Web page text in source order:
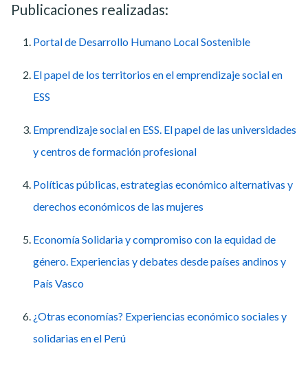
Publicaciones realizadas:
Portal de Desarrollo Humano Local Sostenible
El papel de los territorios en el emprendizaje social en
ESS
Emprendizaje social en ESS. El papel de las universidades
y centros de formación profesional
Políticas públicas, estrategias económico alternativas y
derechos económicos de las mujeres
Economía Solidaria y compromiso con la equidad de
género. Experiencias y debates desde países andinos y
País Vasco
¿Otras economías? Experiencias económico sociales y
solidarias en el Perú